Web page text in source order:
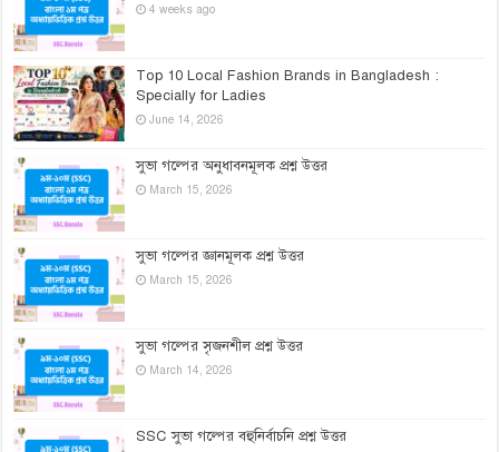
4 weeks ago
Top 10 Local Fashion Brands in Bangladesh :
Specially for Ladies
June 14, 2026
সুভা গল্পের অনুধাবনমূলক প্রশ্ন উত্তর
March 15, 2026
সুভা গল্পের জ্ঞানমূলক প্রশ্ন উত্তর
March 15, 2026
সুভা গল্পের সৃজনশীল প্রশ্ন উত্তর
March 14, 2026
SSC সুভা গল্পের বহুনির্বাচনি প্রশ্ন উত্তর